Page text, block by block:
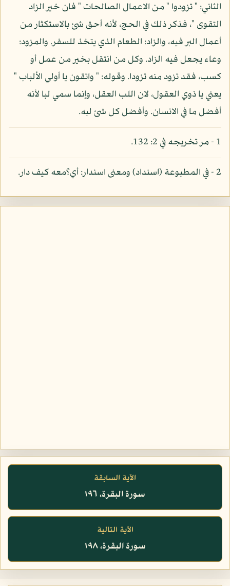
الثاني: " تزودوا " من الاعمال الصالحات " فان خير الزاد
التقوى "، فذكر ذلك في الحج، لأنه أحق شئ بالاستكثار من
أعمال البر فيه، والزاد: الطعام الذي يتخذ للسفر. والمزود:
وعاء يجعل فيه الزاد. وكل من انتقل بخير من عمل أو
كسب، فقد تزود منه تزودا. وقوله: " واتقون يا أولي الألباب "
يعني يا ذوي العقول، لان اللب العقل، وإنما سمي لبا لأنه
أفضل ما في الانسان. وأفضل كل شئ لبه.
1 - مر تخريجه في 2: 132.
2 - في المطبوعة (اسنداد) ومعنى اسندار: أي؟معه كيف دار.
الآية السابقة
سورة البقرة، ١٩٦
الآية التالية
سورة البقرة، ١٩٨